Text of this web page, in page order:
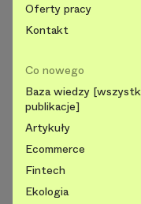
Oferty pracy
Kontakt
Co nowego
Baza wiedzy
publikacje]
Artykuły
Ecommerce
Fintech
Ekologia